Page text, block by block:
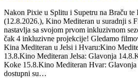
Nakon Pixie u Splitu i Supetru na Braču te
(12.8.2026.), Kino Mediteran u suradnji s
nastavlja sa svojom prvom inkluzivnom
čak 4 inkluzivne projekcije! Gledamo
Kina Mediteran u Jelsi i Hvaru:Kino
13.8.Kino Mediteran Jelsa: Glavonja
Koke 15.8.Kino Mediteran Hvar:
dostupni su…